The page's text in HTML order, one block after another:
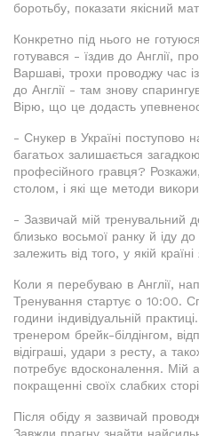
боротьбу, показати якісний
Конкретно під нього не
готувався - їздив до Англії,
Варшаві, трохи проводжу час
до Англії - там знову
Вірю, що це додасть
- Снукер в Україні поступово
багатьох залишається
професійного гравця?
столом, і які ще методи
- Зазвичай мій тренувальний
близько восьмої ранку й іду до
залежить від того, у якій
Коли я перебуваю в Англії,
Тренування стартує о 10:00.
години індивідуальній
тренером брейк-білдінгом,
відіграші, удари з ресту, а
потребує вдосконалення. Мій
покращенні своїх слабких
Після обіду я зазвичай